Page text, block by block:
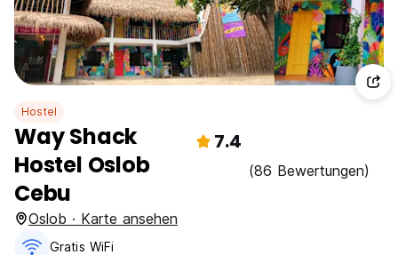
Hostel
Way Shack
Hostel Oslob
Cebu
7.4
(86 Bewertungen)
Oslob · Karte ansehen
Gratis WiFi